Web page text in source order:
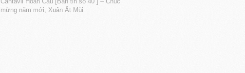
mừng năm mới, Xuân Ất Mùi